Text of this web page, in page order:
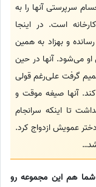
سرپرستی آنها را به
است. در اینجا
و بهزاد به همین
او می‌شود. آنها در حین
گرفت علی‌رغم قولی
آنها صیغه موقت و
تا اینکه سرانجام
دختر عمویش ازدواج کرد.
هم این مجموعه رو